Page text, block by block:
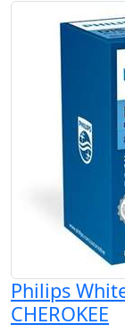
Philips
CHEROKEE